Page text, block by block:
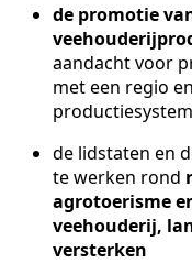
de promotie
aandacht voor
met een regio
de lidstaten en
te werken rond
agrotoerisme
veehouderij,
versterken